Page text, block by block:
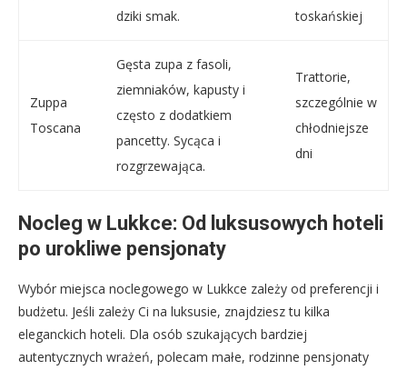
dziki smak.
toskańskiej
Zuppa
Toscana
Gęsta zupa z fasoli,
ziemniaków, kapusty i
często z dodatkiem
pancetty. Sycąca i
rozgrzewająca.
Trattorie,
szczególnie w
chłodniejsze
dni
Nocleg w Lukkce: Od luksusowych hoteli
po urokliwe pensjonaty
Wybór miejsca noclegowego w Lukkce zależy od preferencji i
budżetu. Jeśli zależy Ci na luksusie, znajdziesz tu kilka
eleganckich hoteli. Dla osób szukających bardziej
autentycznych wrażeń, polecam małe, rodzinne pensjonaty